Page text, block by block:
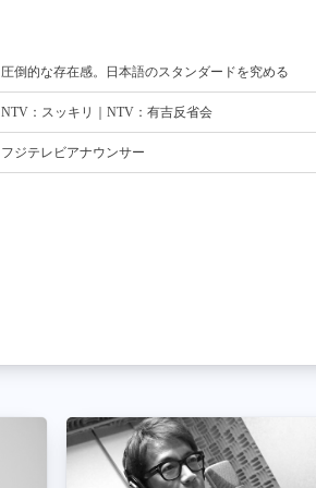
圧倒的な存在感。日本語のスタンダードを究める
NTV：スッキリ｜NTV：有吉反省会
フジテレビアナウンサー